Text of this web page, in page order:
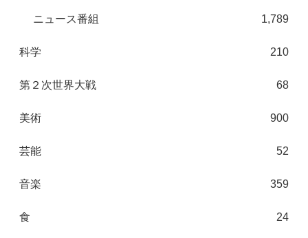
ニュース番組 1,789
科学 210
第２次世界大戦 68
美術 900
芸能 52
音楽 359
食 24